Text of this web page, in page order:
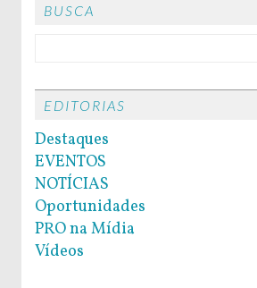
BUSCA
EDITORIAS
Destaques
EVENTOS
NOTÍCIAS
Oportunidades
PRO na Mídia
Vídeos